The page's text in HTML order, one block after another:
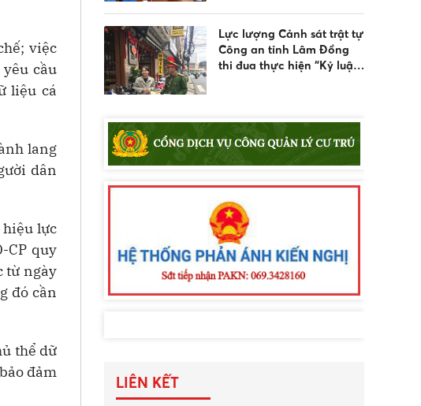
việc
cầu
liệu cá
lang
dân
hiệu lực
CP quy
từ ngày
đó cần
thể dữ
đảm
Lực lượng Cảnh sát trật tự
Công an tỉnh Lâm Đồng
thi đua thực hiện “Kỷ luật
LIÊN KẾT